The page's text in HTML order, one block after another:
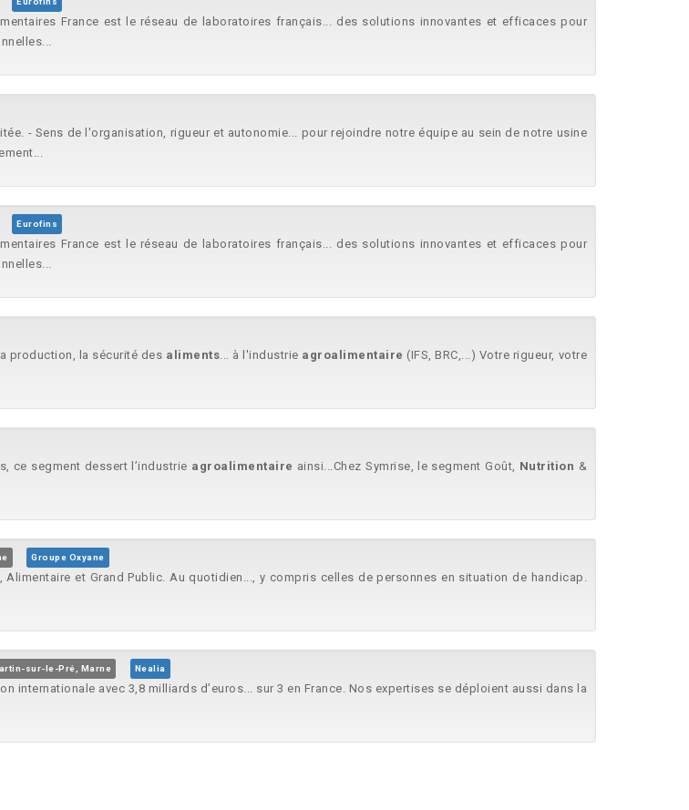
France est le réseau de laboratoires français... des solutions innovantes et efficaces pour
- Sens de l'organisation, rigueur et autonomie... pour rejoindre notre équipe au sein de notre usine
Eurofins
France est le réseau de laboratoires français... des solutions innovantes et efficaces pour
production, la sécurité des aliments... à l'industrie agroalimentaire (IFS, BRC,...) Votre rigueur, votre
ce segment dessert l’industrie agroalimentaire ainsi...Chez Symrise, le segment Goût, Nutrition &
Groupe Oxyane
Alimentaire et Grand Public. Au quotidien..., y compris celles de personnes en situation de handicap.
sur-le-Pré, Marne Nealia
internationale avec 3,8 milliards d’euros... sur 3 en France. Nos expertises se déploient aussi dans la